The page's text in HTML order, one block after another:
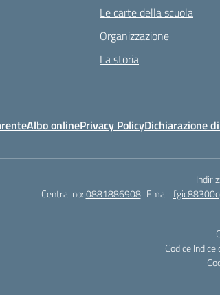
Le carte della scuola
Organizzazione
La storia
Albo onlinePrivacy PolicyDichiarazione
Centralino:0881886908 Email:
Codice